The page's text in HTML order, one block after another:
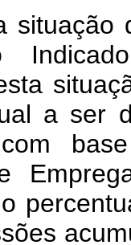
situação
a ser